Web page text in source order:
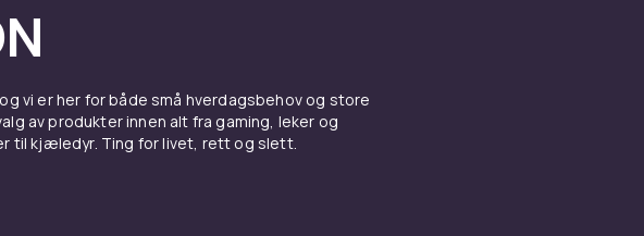
vi er her for både små hverdagsbehov og store
av produkter innen alt fra gaming, leker og
til kjæledyr. Ting for livet, rett og slett.